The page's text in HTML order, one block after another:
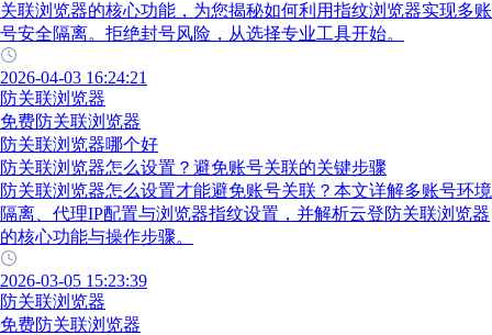
关联浏览器的核心功能，为您揭秘如何利用指纹浏览器实现多账
号安全隔离。拒绝封号风险，从选择专业工具开始。
2026-04-03 16:24:21
防关联浏览器
免费防关联浏览器
防关联浏览器哪个好
防关联浏览器怎么设置？避免账号关联的关键步骤
防关联浏览器怎么设置才能避免账号关联？本文详解多账号环境
隔离、代理IP配置与浏览器指纹设置，并解析云登防关联浏览器
的核心功能与操作步骤。
2026-03-05 15:23:39
防关联浏览器
免费防关联浏览器